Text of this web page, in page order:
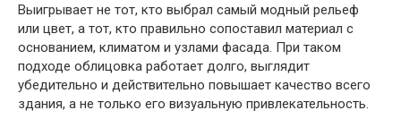
Выигрывает не тот, кто выбрал самый модный рельеф
или цвет, а тот, кто правильно сопоставил материал с
основанием, климатом и узлами фасада. При таком
подходе облицовка работает долго, выглядит
убедительно и действительно повышает качество всего
здания, а не только его визуальную привлекательность.